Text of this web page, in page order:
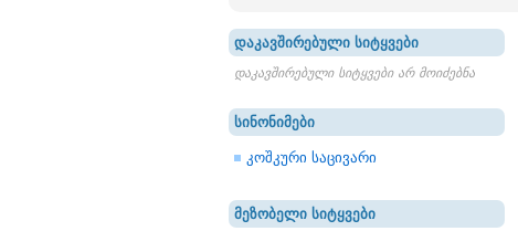
დაკავშირებული სიტყვები
დაკავშირებული სიტყვები არ მოიძებნა
სინონიმები
კოშკური საცივარი
მეზობელი სიტყვები